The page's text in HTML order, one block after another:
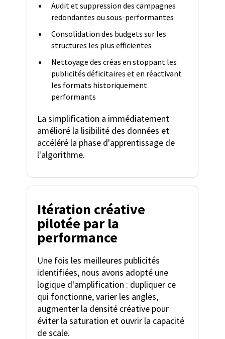
Audit et suppression des campagnes
redondantes ou sous-performantes
Consolidation des budgets sur les
structures les plus efficientes
Nettoyage des créas en stoppant les
publicités déficitaires et en réactivant
les formats historiquement
performants
La simplification a immédiatement
amélioré la lisibilité des données et
accéléré la phase d'apprentissage de
l'algorithme.
Itération créative
pilotée par la
performance
Une fois les meilleures publicités
identifiées, nous avons adopté une
logique d'amplification : dupliquer ce
qui fonctionne, varier les angles,
augmenter la densité créative pour
éviter la saturation et ouvrir la capacité
de scale.